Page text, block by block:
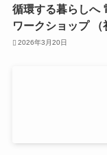
循環する暮らしへ
ワークショップ （
2026年3月20日